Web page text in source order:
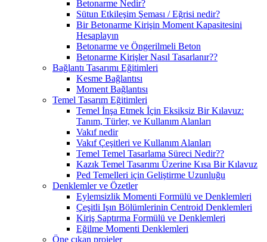
Betonarme Nedir?
Sütun Etkileşim Şeması / Eğrisi nedir?
Bir Betonarme Kirişin Moment Kapasitesini
Hesaplayın
Betonarme ve Öngerilmeli Beton
Betonarme Kirişler Nasıl Tasarlanır??
Bağlantı Tasarımı Eğitimleri
Kesme Bağlantısı
Moment Bağlantısı
Temel Tasarım Eğitimleri
Temel İnşa Etmek İçin Eksiksiz Bir Kılavuz:
Tanım, Türler, ve Kullanım Alanları
Vakıf nedir
Vakıf Çeşitleri ve Kullanım Alanları
Temel Temel Tasarlama Süreci Nedir??
Kazık Temel Tasarımı Üzerine Kısa Bir Kılavuz
Ped Temelleri için Geliştirme Uzunluğu
Denklemler ve Özetler
Eylemsizlik Momenti Formülü ve Denklemleri
Çeşitli Işın Bölümlerinin Centroid Denklemleri
Kiriş Saptırma Formülü ve Denklemleri
Eğilme Momenti Denklemleri
Öne çıkan projeler